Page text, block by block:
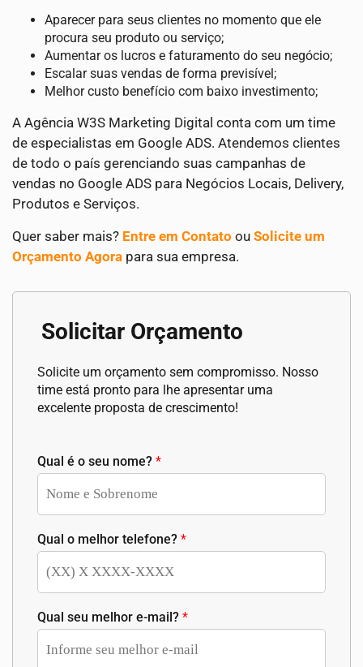
Aparecer para seus clientes no momento que ele
procura seu produto ou serviço;
Aumentar os lucros e faturamento do seu negócio;
Escalar suas vendas de forma previsível;
Melhor custo benefício com baixo investimento;
A Agência W3S Marketing Digital conta com um time
de especialistas em Google ADS. Atendemos clientes
de todo o país gerenciando suas campanhas de
vendas no Google ADS para Negócios Locais, Delivery,
Produtos e Serviços.
Quer saber mais? Entre em Contato ou Solicite um
Orçamento Agora para sua empresa.
Solicitar Orçamento
Solicite um orçamento sem compromisso. Nosso
time está pronto para lhe apresentar uma
excelente proposta de crescimento!
Qual é o seu nome? *
Qual o melhor telefone? *
Qual seu melhor e-mail? *